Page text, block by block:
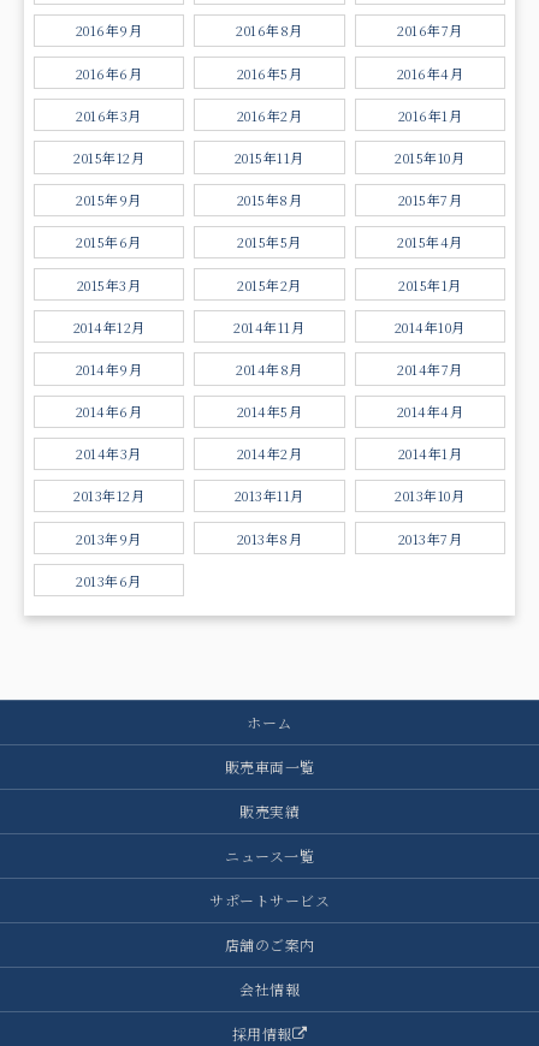
2016年9月 2016年8月 2016年7月
2016年6月 2016年5月 2016年4月
2016年3月 2016年2月 2016年1月
2015年12月 2015年11月 2015年10月
2015年9月 2015年8月 2015年7月
2015年6月 2015年5月 2015年4月
2015年3月 2015年2月 2015年1月
2014年12月 2014年11月 2014年10月
2014年9月 2014年8月 2014年7月
2014年6月 2014年5月 2014年4月
2014年3月 2014年2月 2014年1月
2013年12月 2013年11月 2013年10月
2013年9月 2013年8月 2013年7月
2013年6月
ホーム
販売車両一覧
販売実績
ニュース一覧
サポートサービス
店舗のご案内
会社情報
採用情報